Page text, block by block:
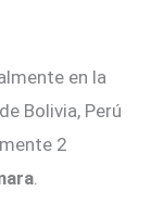
en la
Bolivia, Perú
2